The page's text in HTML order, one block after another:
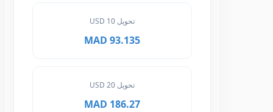
93.135 MAD
186.27 MAD